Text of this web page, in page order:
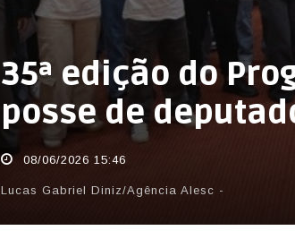
35ª edição do
posse de
08/06/2026 15:46
Lucas Gabriel Diniz/Agência Alesc -